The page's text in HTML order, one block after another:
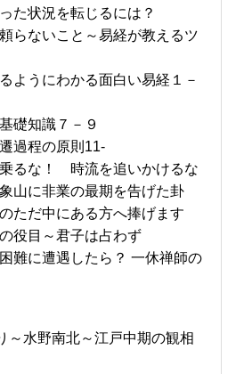
た状況を転じるには？
らないこと～易経が教えるツ
ようにわかる面白い易経１－
礎知識７－９
過程の原則11-
るな！ 時流を追いかけるな
山に非業の最期を告げた卦
ただ中にある方へ捧げます
役目～君子は占わず
難に遭遇したら？ 一休禅師の
～水野南北～江戸中期の観相